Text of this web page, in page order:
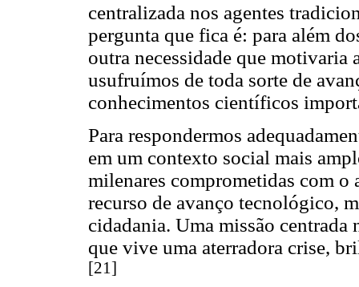
centralizada nos agentes
pergunta que fica é: para além
outra necessidade que motivaria
usufruímos de toda sorte de
conhecimentos científicos
Para respondermos
em um contexto social mais
milenares comprometidas com
recurso de avanço tecnológico,
cidadania. Uma missão centrada
que vive uma aterradora crise,
[21]